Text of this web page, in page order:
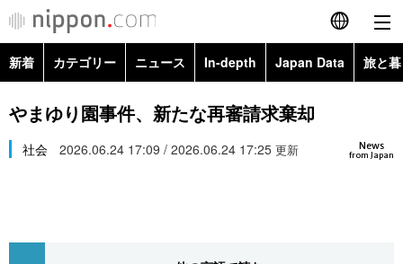
English
简体字
繁體字
新着 カテゴリー ニュース In-depth Japan Data 旅と
政治・外交
経済・ビジネス
社会
Images
やまゆり園事件、新たな再審請求棄却
News
from Japan
社会 2026.06.24 17:09 / 2026.06.24 17:25 更新